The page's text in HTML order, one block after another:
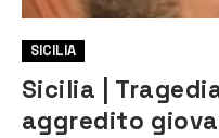
SICILIA
Sicilia |
aggredito